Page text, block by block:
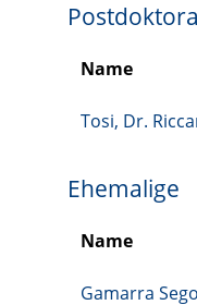
Name
Tosi, Dr.
Ehemalige
Name
Gamarra